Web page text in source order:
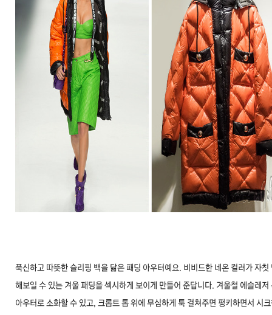
푹신하고 따뜻한 슬리핑 백을 닮은 패딩 아우터예요. 비비드한 네온 컬러가 자칫
해보일 수 있는 겨울 패딩을 섹시하게 보이게 만들어 준답니다. 겨울철 에슬레저
아우터로 소화할 수 있고, 크롭트 톱 위에 무심하게 툭 걸쳐주면 펑키하면서 시